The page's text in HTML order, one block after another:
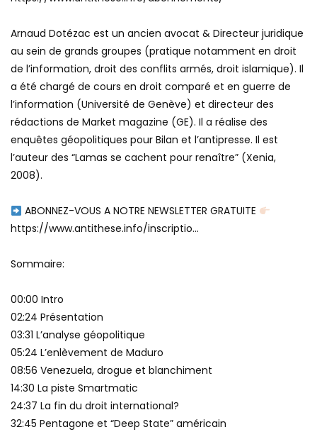
Arnaud Dotézac est un ancien avocat & Directeur juridique
au sein de grands groupes (pratique notamment en droit
de l’information, droit des conflits armés, droit islamique). Il
a été chargé de cours en droit comparé et en guerre de
l’information (Université de Genève) et directeur des
rédactions de Market magazine (GE). Il a réalise des
enquêtes géopolitiques pour Bilan et l’antipresse. Il est
l’auteur des “Lamas se cachent pour renaître” (Xenia,
2008).
ABONNEZ-VOUS A NOTRE NEWSLETTER GRATUITE
https://www.antithese.info/inscriptio…
Sommaire:
00:00 Intro
02:24 Présentation
03:31 L’analyse géopolitique
05:24 L’enlèvement de Maduro
08:56 Venezuela, drogue et blanchiment
14:30 La piste Smartmatic
24:37 La fin du droit international?
32:45 Pentagone et “Deep State” américain